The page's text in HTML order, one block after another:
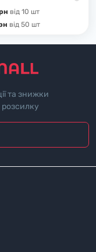
вiд 10 шт
вiд 50 шт
та знижки